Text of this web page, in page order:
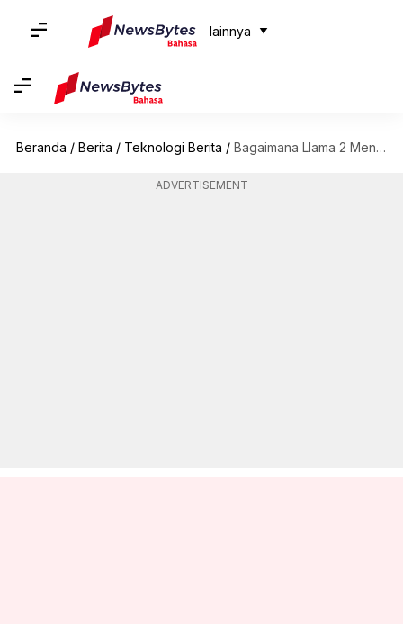
lainnya
Beranda / Berita / Teknologi Berita / Bagaimana Llama 2 Mengukuhkan Posisi Meta Sebagai Pesaing Dalam Perlombaan AI
ADVERTISEMENT